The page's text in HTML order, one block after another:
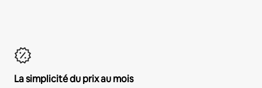
La simplicité du prix au mois